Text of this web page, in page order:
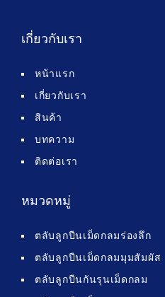
เกี่ยวกับเรา
หน้าแรก
เกี่ยวกับเรา
สินค้า
บทความ
ติดต่อเรา
หมวดหมู่
ตลับลูกปืนเม็ดกลมร่องลึก
ตลับลูกปืนเม็ดกลมมุมสัมผัส
ตลับลูกปืนกันรุนเม็ดกลม